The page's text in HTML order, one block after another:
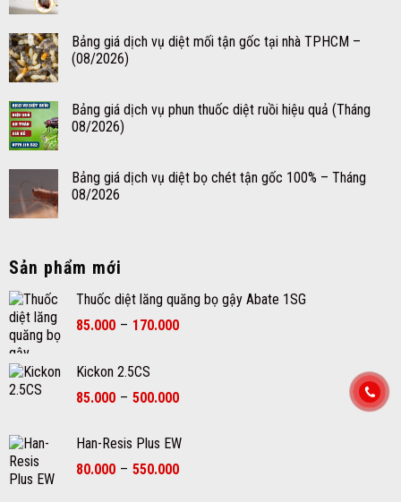
Bảng giá dịch vụ diệt mối tận gốc tại nhà TPHCM –
(08/2026)
Bảng giá dịch vụ phun thuốc diệt ruồi hiệu quả (Tháng
08/2026)
Bảng giá dịch vụ diệt bọ chét tận gốc 100% – Tháng
08/2026
Sản phẩm mới
Thuốc diệt lăng quăng bọ gậy Abate 1SG
85.000 – 170.000Khoảng
đến
Kickon 2.5CS
85.000 – 500.000Khoảng
85.000₫
đến
Han-Resis Plus EW
80.000 – 550.000Khoảng